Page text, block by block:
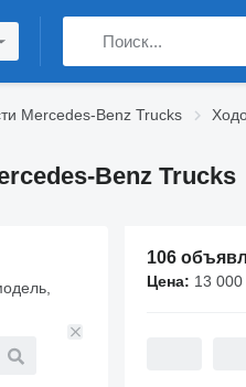
Mercedes-Benz Trucks
Benz Trucks
106
Цена: 13